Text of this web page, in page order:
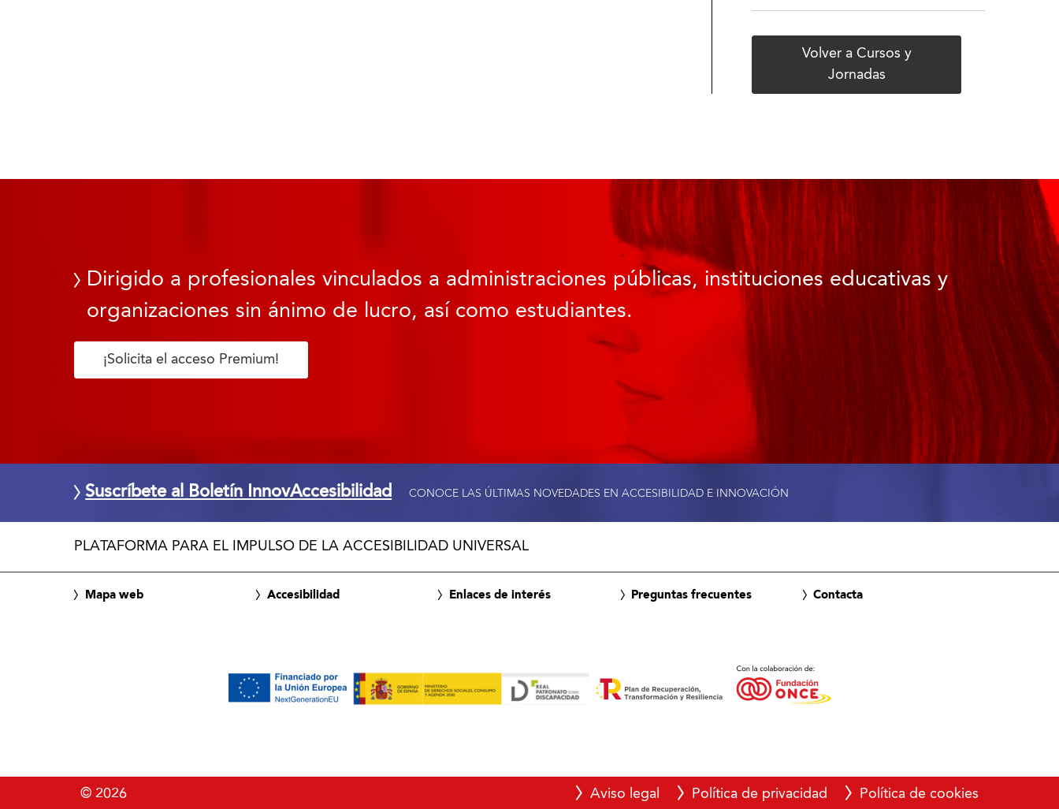
Volver a Cursos y
Jornadas
Dirigido a profesionales vinculados a administraciones públicas, instituciones educativas y
organizaciones sin ánimo de lucro, así como estudiantes.
¡Solicita el acceso Premium!
Suscríbete al Boletín InnovAccesibilidad CONOCE LAS ÚLTIMAS NOVEDADES EN ACCESIBILIDAD E INNOVACIÓN
PLATAFORMA PARA EL IMPULSO DE LA ACCESIBILIDAD UNIVERSAL
Mapa web Accesibilidad Enlaces de interés Preguntas frecuentes Contacta
© 2026 Aviso legal Política de privacidad Política de cookies